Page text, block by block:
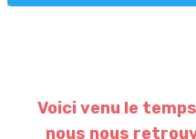
Voici venu le
nous nous